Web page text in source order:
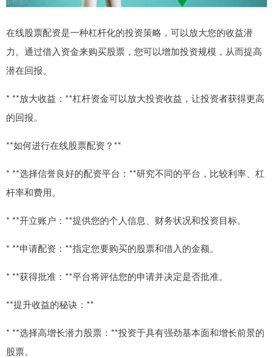
在线股票配资是一种杠杆化的投资策略，可以放大您的收益潜
力。通过借入资金来购买股票，您可以增加投资规模，从而提高
潜在回报。
* **放大收益：**杠杆资金可以放大投资收益，让投资者获得更高
的回报。
**如何进行在线股票配资？**
* **选择信誉良好的配资平台：**研究不同的平台，比较利率、杠
杆率和费用。
* **开立账户：**提供您的个人信息、财务状况和投资目标。
* **申请配资：**指定您要购买的股票和借入的金额。
* **获得批准：**平台将评估您的申请并决定是否批准。
**提升收益的秘诀：**
* **选择高增长潜力股票：**投资于具有强劲基本面和增长前景的
股票。